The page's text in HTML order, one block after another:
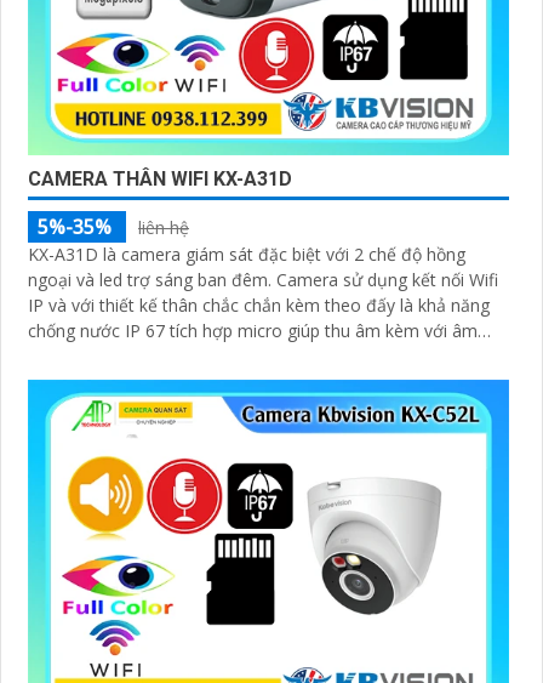
CAMERA THÂN WIFI KX-A31D
5%-35%
liên hệ
KX-A31D là camera giám sát đặc biệt với 2 chế độ hồng
ngoại và led trợ sáng ban đêm. Camera sử dụng kết nối Wifi
IP và với thiết kế thân chắc chắn kèm theo đấy là khả năng
chống nước IP 67 tích hợp micro giúp thu âm kèm với âm